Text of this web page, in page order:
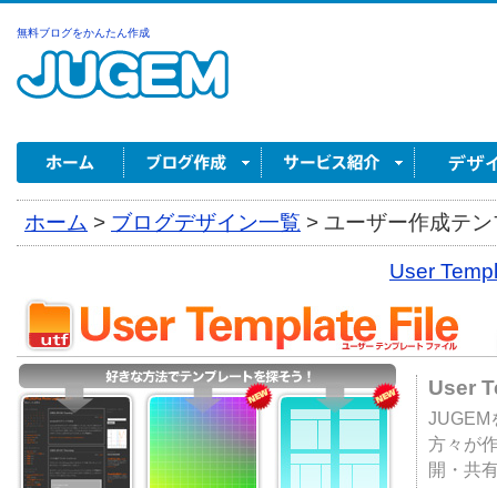
無料ブログをかんたん作成
ホーム > ブログデザイン一覧 > ユーザー作成テ
User
User
JUGEM
方々が
開・共